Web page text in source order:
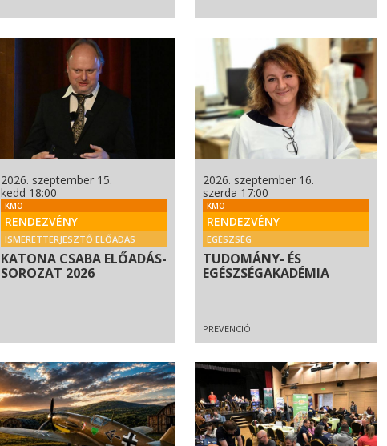
2026. szeptember 15.
kedd 18:00
KMO
RENDEZVÉNY
ISMERETTERJESZTŐ ELŐADÁS
KATONA CSABA ELŐADÁS-
SOROZAT 2026
2026. szeptember 16.
szerda 17:00
KMO
RENDEZVÉNY
EGÉSZSÉG
TUDOMÁNY- ÉS
EGÉSZSÉGAKADÉMIA
PREVENCIÓ